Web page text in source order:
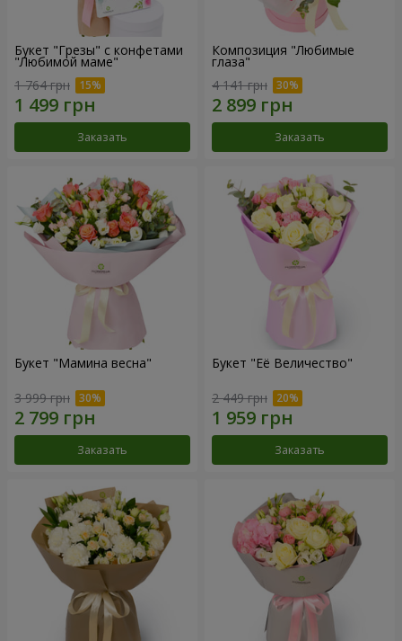
Букет "Грезы" с конфетами
"Любимой маме"
1 764 грн
Заказать
Композиция "Любимые
глаза"
4 141 грн
Заказать
Букет "Мамина весна"
3 999 грн
Заказать
Букет "Её Величество"
2 449 грн
Заказать